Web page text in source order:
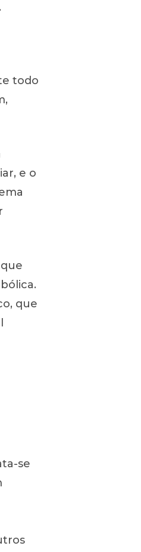
todo
e o
que
se